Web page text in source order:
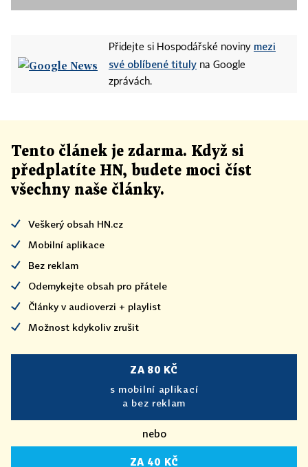
Přidejte si Hospodářské noviny mezi
své oblíbené tituly na Google
zprávách.
Tento článek je zdarma. Když si
předplatíte HN, budete moci číst
všechny naše články.
Veškerý obsah HN.cz
Mobilní aplikace
Bez reklam
Odemykejte obsah pro přátele
Články v audioverzi + playlist
Možnost kdykoliv zrušit
ZA 80 KČ
s mobilní aplikací
a bez reklam
nebo
ZA 40 KČ